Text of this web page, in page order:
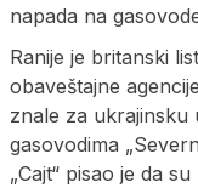
napada na
Ranije je britanski
obaveštajne
znale za ukrajinsku
gasovodima
„Cajt“ pisao je da